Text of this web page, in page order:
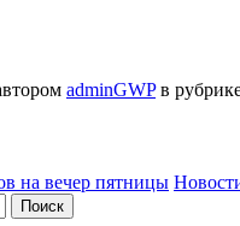
adminGWPв
на вечер пятницы